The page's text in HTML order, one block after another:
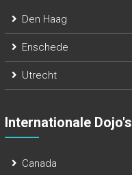
Den Haag
Enschede
Utrecht
Internationale Dojo's
Canada